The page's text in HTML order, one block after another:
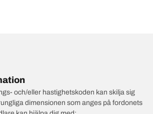
och/eller hastighetskoden kan skilja sig
dimensionen som anges på fordonets